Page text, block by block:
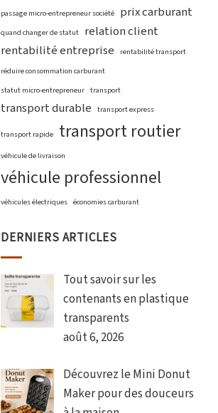
passage micro-entrepreneur société prix carburant
quand changer de statut relation client
rentabilité entreprise
rentabilité transport
réduire consommation carburant
statut micro-entrepreneur transport
transport durable transport express
transport rapide transport routier
véhicule de livraison
véhicule professionnel
véhicules électriques économies carburant
DERNIERS ARTICLES
Tout savoir sur les
contenants en plastique
transparents
août 6, 2026
Découvrez le Mini Donut
Maker pour des douceurs